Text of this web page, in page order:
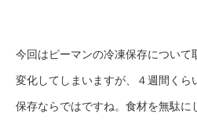
今回はピーマンの冷凍保存について
変化してしまいますが、４週間くら
保存ならではですね。食材を無駄に